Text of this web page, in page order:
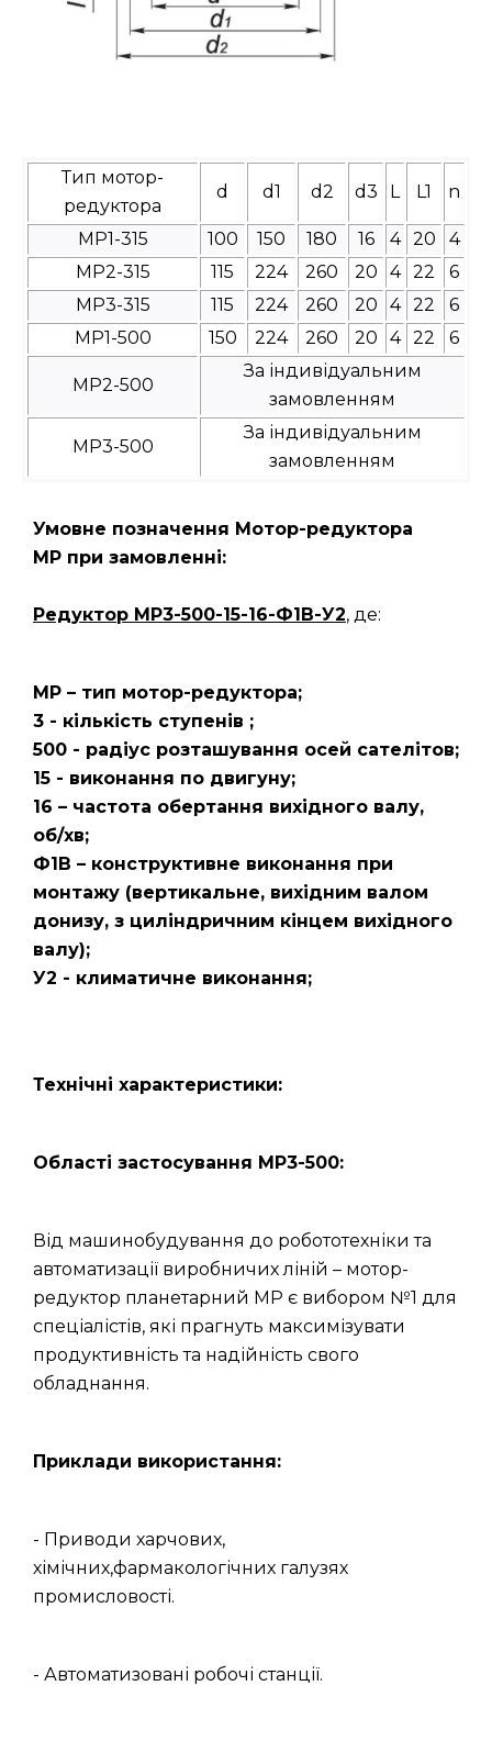
Тип мотор-
редуктора
d d1 d2 d3 L L1 n
МР1-315 100 150 180 16 4 20
4
МР2-315
115 224 260 20 4 22
6
МР3-315
115 224 260 20 4 22
6
МР1-500
150 224 260 20 4 22 6
МР2-500
За індивідуальним
замовленням
МР3-500
За індивідуальним
замовленням
Умовне позначення Мотор-редуктора
МР при замовленні:
Редуктор МР3-500-15-16-Ф1В-У2, де:
МР – тип мотор-редуктора;
3 - кількість ступенів ;
500 - радіус розташування осей сателітов;
15 - виконання по двигуну;
16 – частота обертання вихідного валу,
об/хв;
Ф1В – конструктивне виконання при
монтажу (вертикальне, вихідним валом
донизу, з циліндричним кінцем вихідного
валу);
У2 - климатичне виконання;
Технічні характеристики:
Області застосування МР3-500:
Від машинобудування до робототехніки та
автоматизації виробничих ліній – мотор-
редуктор планетарний МР є вибором №1 для
спеціалістів, які прагнуть максимізувати
продуктивність та надійність свого
обладнання.
Приклади використання:
- Приводи харчових,
хімічних,фармакологічних галузях
промисловості.
- Автоматизовані робочі станції.